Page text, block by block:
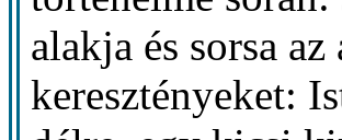
alakja és sorsa
keresztényeket: